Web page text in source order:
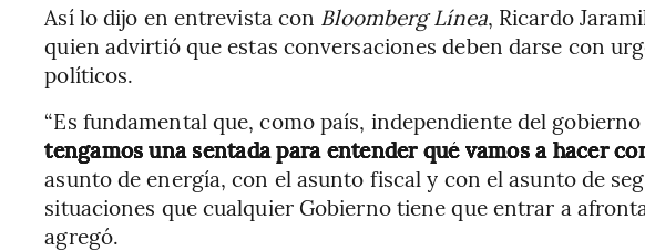
Así lo dijo en entrevista con Bloomberg Línea, Ricardo
quien advirtió que estas conversaciones deben darse con
políticos.
“Es fundamental que, como país, independiente del gobierno
tengamos una sentada para entender qué vamos a hacer
asunto de energía, con el asunto fiscal y con el asunto de
situaciones que cualquier Gobierno tiene que entrar a
agregó.